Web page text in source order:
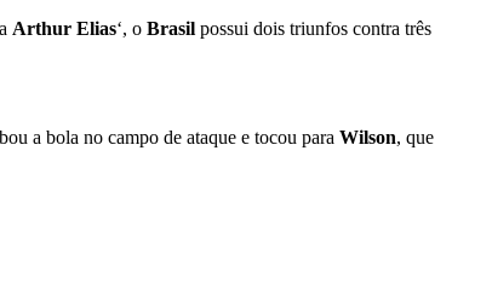
Arthur Elias‘, o Brasil possui dois triunfos contra três
a bola no campo de ataque e tocou para Wilson, que